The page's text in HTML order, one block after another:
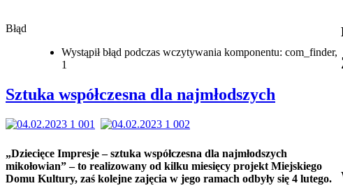
Błąd
Wystąpił błąd podczas wczytywania komponentu: com_finder,
1
Sztuka współczesna dla najmłodszych
„Dziecięce Impresje – sztuka współczesna dla najmłodszych
mikołowian” – to realizowany od kilku miesięcy projekt Miejskiego
Domu Kultury, zaś kolejne zajęcia w jego ramach odbyły się 4 lutego.